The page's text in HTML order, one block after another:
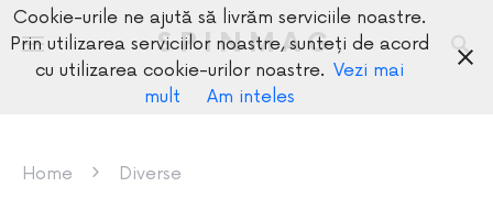
SPINMAG
Home Diverse
Cookie-urile ne ajută să livrăm serviciile noastre.
Prin utilizarea serviciilor noastre, sunteți de acord
cu utilizarea cookie-urilor noastre. Vezi mai
mult
Am inteles